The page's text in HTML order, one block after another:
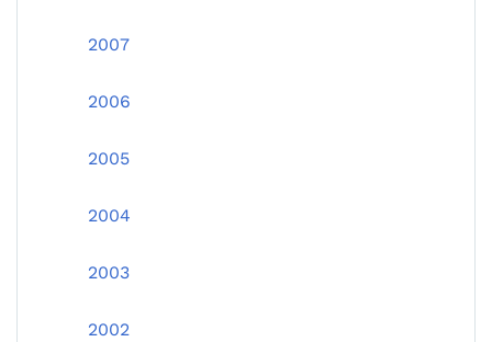
2007
2006
2005
2004
2003
2002